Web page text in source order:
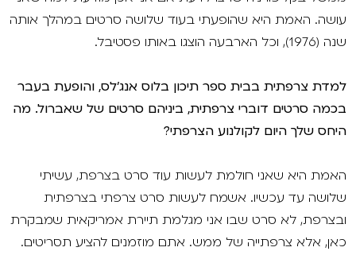
עושה. האמת היא שהופעתי בעוד שלושה סרטים במהלך אותה
שנה (1976), וכל הארבעה הוצגו באותו פסטיבל.
למדת צרפתית בבית ספר תיכון בלוס אנג'לס, והופעת בעבר
בכמה סרטים דוברי צרפתית, ביניהם סרטים של שאברול. מה
היחס שלך היום לקולנוע הצרפתי?
האמת היא שאני חולמת לעשות עוד סרט בצרפת, עשיתי
שלושה עד עכשיו. אשמח לעשות סרט צרפתי בצרפתית
ובצרפת, לא סרט שבו אני מגלמת תיירת אמריקאית שמבקרת
כאן, אלא צרפתייה של ממש. אתם מוזמנים להציע תסריטים.